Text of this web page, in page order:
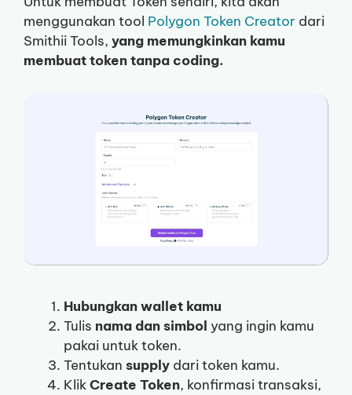
menggunakan tool Polygon Token Creator dari
Smithii Tools, yang memungkinkan kamu
membuat token tanpa coding.
Hubungkan wallet kamu
Tulis nama dan simbol yang ingin kamu
pakai untuk token.
Tentukan supply dari token kamu.
KlikCreate Token, konfirmasi transaksi,